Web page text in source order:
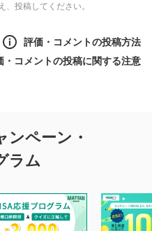
、投稿してください。
評価・コメントの投稿方法
・コメントの投稿に関する注意
る注意
に、評価およびコメントの
注意事項をご理解のうえ、
ください。
ンペーン・
ラム